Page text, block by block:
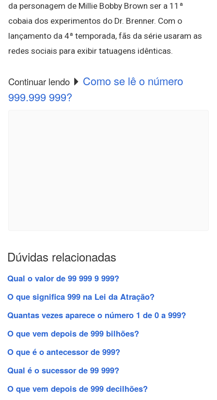
da personagem de Millie Bobby Brown ser a 11ª
cobaia dos experimentos do Dr. Brenner. Com o
lançamento da 4ª temporada, fãs da série usaram as
redes sociais para exibir tatuagens idênticas.
Continuar lendo
Como se lê o número
999.999 999?
Dúvidas relacionadas
Qual o valor de 99 999 9 999?
O que significa 999 na Lei da Atração?
Quantas vezes aparece o número 1 de 0 a 999?
O que vem depois de 999 bilhões?
O que é o antecessor de 999?
Qual é o sucessor de 99 999?
O que vem depois de 999 decilhões?